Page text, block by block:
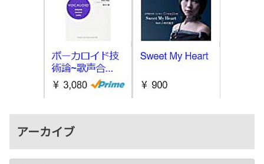
アーカイブ